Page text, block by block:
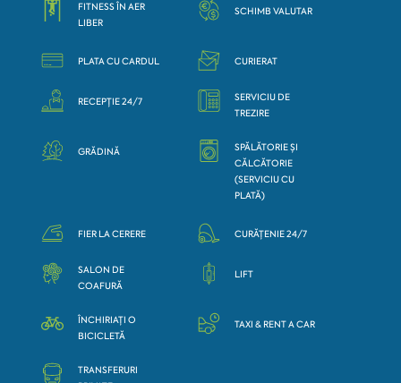
FITNESS ÎN AER
LIBER
SCHIMB VALUTAR
PLATA CU CARDUL CURIERAT
RECEPȚIE 24/7
SERVICIU DE
TREZIRE
GRĂDINĂ
SPĂLĂTORIE ȘI
CĂLCĂTORIE
(SERVICIU CU
PLATĂ)
FIER LA CERERE CURĂȚENIE 24/7
SALON DE
COAFURĂ
LIFT
ÎNCHIRIAȚI O
BICICLETĂ
TAXI & RENT A CAR
TRANSFERURI